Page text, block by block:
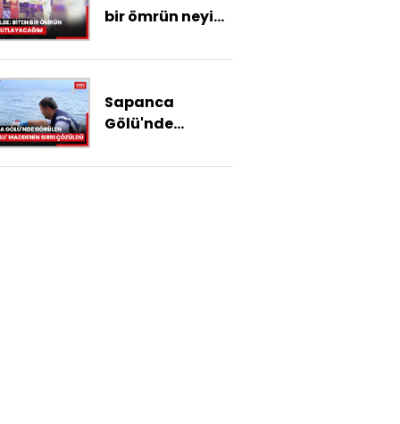
bir ömrün neyini
Sapanca
Gölü'nde
'pamuksu'